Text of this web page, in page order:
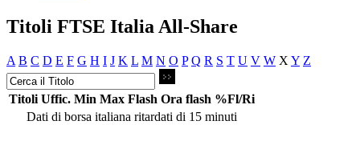
Titoli FTSE Italia All-Share
A B C D E F G H I J K L M N O P Q R S T U V W X Y Z
Titoli Uffic. Min Max Flash Ora flash %Fl/Ri
Dati di borsa italiana ritardati di 15 minuti